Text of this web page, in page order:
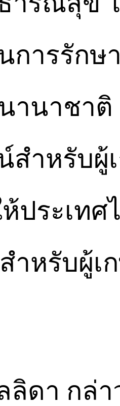
การรักษ
านาชา
สำหรับผู้
ห้ประเท
ำหรับผู้เ
ลิดา กล่